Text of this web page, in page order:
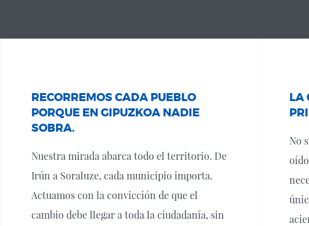
RECORREMOS CADA PUEBLO
PORQUE EN GIPUZKOA NADIE
SOBRA.
Nuestra mirada abarca todo el territorio. De
Irún a Soraluze, cada municipio importa.
Actuamos con la convicción de que el
cambio debe llegar a toda la ciudadanía, sin
LA
No